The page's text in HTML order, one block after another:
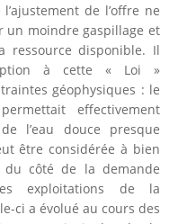
de l’offre ne
un moindre gaspillage et
ressource disponible. Il
à cette « Loi »
géophysiques : le
effectivement
l’eau douce presque
être considérée à bien
du côté de la demande
exploitations de la
ci a évolué au cours des